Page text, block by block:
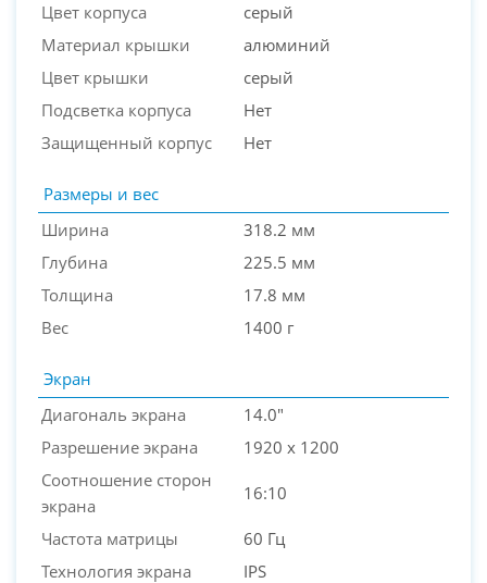
Цвет корпуса
серый
Материал крышки
алюминий
Цвет крышки
серый
Подсветка корпуса
Нет
Защищенный корпус
Нет
Размеры и вес
Ширина
318.2 мм
Глубина
225.5 мм
Толщина
17.8 мм
Вес
1400 г
Экран
Диагональ экрана
14.0"
Разрешение экрана
1920 x 1200
Соотношение сторон
экрана
16:10
Частота матрицы
60 Гц
Технология экрана
IPS